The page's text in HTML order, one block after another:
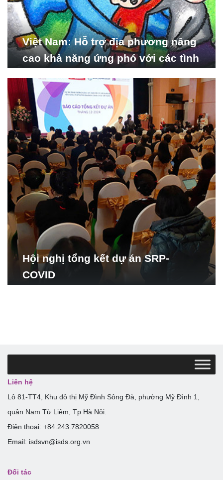
Việt Nam: Hỗ trợ địa phương nâng
cao khả năng ứng phó với các tình
Hội nghị tổng kết dự án SRP-
COVID
Liên hệ
Lô 81-TT4, Khu đô thị Mỹ Đình Sông Đà, phường Mỹ Đình 1,
quận Nam Từ Liêm, Tp Hà Nội.
Điện thoại: +84.243.7820058
Email: isdsvn@isds.org.vn
Đối tác